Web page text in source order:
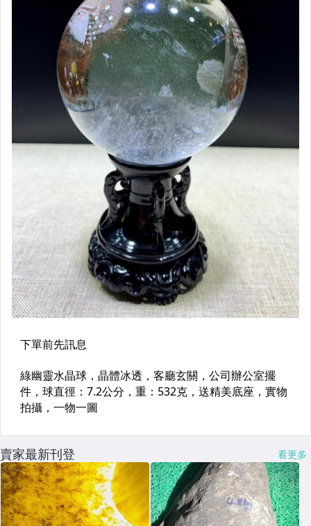
賣家最新刊登 看更多